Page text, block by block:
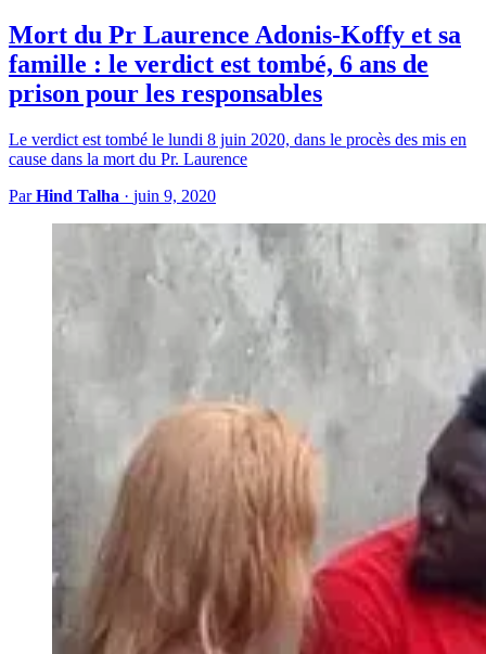
Mort du Pr Laurence Adonis-Koffy et sa
famille : le verdict est tombé, 6 ans de
prison pour les responsables
Le verdict est tombé le lundi 8 juin 2020, dans le procès des mis en
cause dans la mort du Pr. Laurence
ParHind Talha · juin 9, 2020